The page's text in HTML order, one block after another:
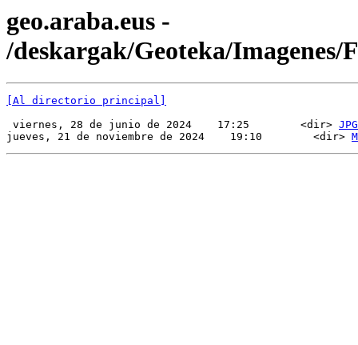
geo.araba.eus -
/deskargak/Geoteka/Imagenes/
[Al directorio principal]
viernes, 28 de junio de 2024    17:25        <dir> JPG
jueves, 21 de noviembre de 2024    19:10        <dir>